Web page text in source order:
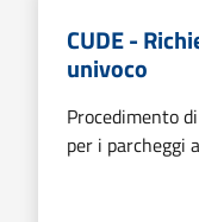
CUDE -
univoco
Procedimento
per i parcheggi